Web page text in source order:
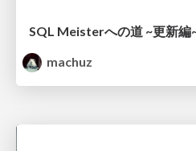
SQL Meisterへの道 ~更新
machuz